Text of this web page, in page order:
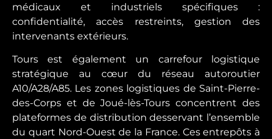
médicaux et industriels spécifiques :
confidentialité, accès restreints, gestion des
intervenants extérieurs.
Tours est également un carrefour logistique
stratégique au cœur du réseau autoroutier
A10/A28/A85. Les zones logistiques de Saint-Pierre-
des-Corps et de Joué-lès-Tours concentrent des
plateformes de distribution desservant l’ensemble
du quart Nord-Ouest de la France. Ces entrepôts à